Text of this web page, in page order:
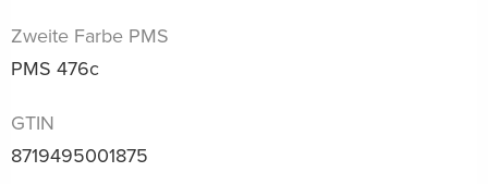
Zweite Farbe PMS
PMS 476c
GTIN
8719495001875